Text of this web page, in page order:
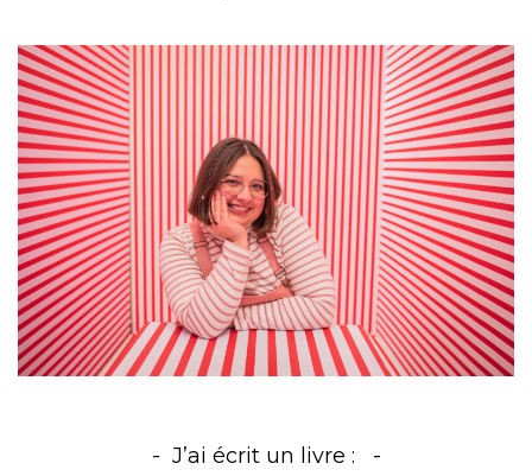
J’ai écrit un livre :